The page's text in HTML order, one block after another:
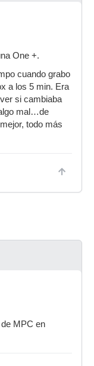
One +.
cuando grabo
a los 5 min. Era
si cambiaba
mal…de
todo más
MPC en